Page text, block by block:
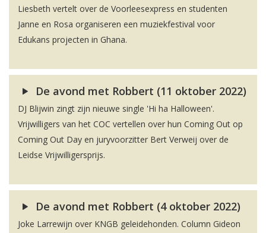
Liesbeth vertelt over de Voorleesexpress en studenten
Janne en Rosa organiseren een muziekfestival voor
Edukans projecten in Ghana.
De avond met Robbert (11 oktober 2022)
DJ Blijwin zingt zijn nieuwe single 'Hi ha Halloween'.
Vrijwilligers van het COC vertellen over hun Coming Out op
Coming Out Day en juryvoorzitter Bert Verweij over de
Leidse Vrijwilligersprijs.
De avond met Robbert (4 oktober 2022)
Joke Larrewijn over KNGB geleidehonden. Column Gideon